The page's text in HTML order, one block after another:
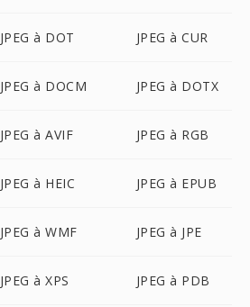
JPEG à DOT JPEG à CUR
JPEG à DOCM JPEG à DOTX
JPEG à AVIF JPEG à RGB
JPEG à HEIC JPEG à EPUB
JPEG à WMF JPEG à JPE
JPEG à XPS JPEG à PDB